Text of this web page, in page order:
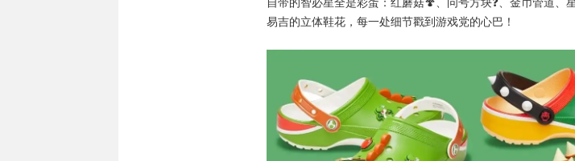
易吉的立体鞋花，每一处细节戳到游戏党的心巴！